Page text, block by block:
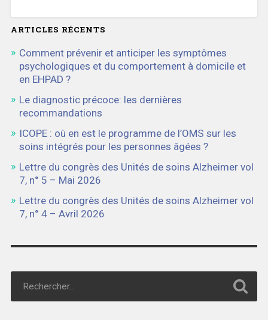
ARTICLES RÉCENTS
Comment prévenir et anticiper les symptômes
psychologiques et du comportement à domicile et
en EHPAD ?
Le diagnostic précoce: les dernières
recommandations
ICOPE : où en est le programme de l’OMS sur les
soins intégrés pour les personnes âgées ?
Lettre du congrès des Unités de soins Alzheimer vol
7, n° 5 – Mai 2026
Lettre du congrès des Unités de soins Alzheimer vol
7, n° 4 – Avril 2026